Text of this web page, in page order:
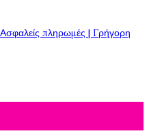
πληρωμές | Γρήγορη